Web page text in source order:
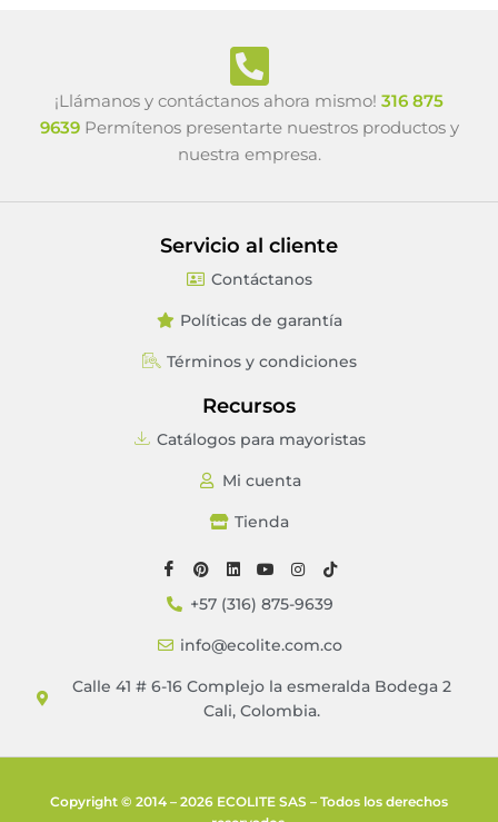
¡Llámanos y contáctanos ahora mismo! 316 875
9639Permítenos presentarte nuestros productos y
nuestra empresa.
Servicio al cliente
Contáctanos
Políticas de garantía
Términos y condiciones
Recursos
Catálogos para mayoristas
Mi cuenta
Tienda
+57 (316) 875-9639
info@ecolite.com.co
Calle 41 # 6-16 Complejo la esmeralda Bodega 2
Cali, Colombia.
Copyright © 2014 – 2026 ECOLITE SAS – Todos los derechos